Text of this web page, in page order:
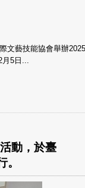
文藝技能協會舉辦
5日...
動，於臺